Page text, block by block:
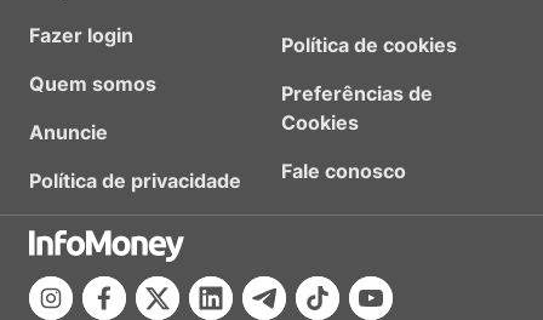
Fazer login
Quem somos
Anuncie
Política de privacidade
Política de cookies
Preferências de
Cookies
Fale conosco